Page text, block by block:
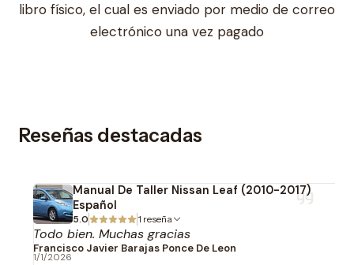
libro físico, el cual es enviado por medio de correo
electrónico una vez pagado
Reseñas destacadas
Manual De Taller Nissan Leaf (2010-2017)
Español
5.0 1 reseña
Todo bien. Muchas gracias
Francisco Javier Barajas Ponce De Leon
1/1/2026